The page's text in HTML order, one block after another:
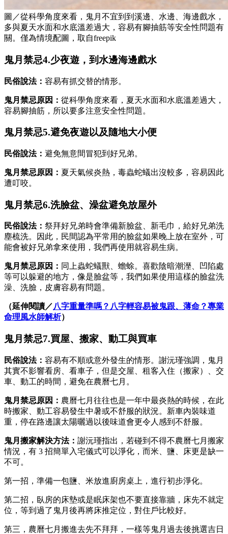
圖／從科學角度來看，鬼月不宜到到溪邊、水邊、海邊戲水，
多與夏天水面和水底溫差過大，容易有腳抽筋等安全性問題有
關。僅為情境配圖，取自freepik
鬼月禁忌4.少夜遊，到水邊海邊戲水
民俗說法： 容易有抓交替的情形。
鬼月禁忌原因： 從科學角度來看，夏天水面和水底溫差過大，
容易腳抽筋，所以要多注意安全性問題。
鬼月禁忌5.避免夜遊以及隨地大小便
民俗說法： 避免無意間冒犯到好兄弟。
鬼月禁忌原因： 夏天氣候炎熱，毒蟲蛇蟻出沒較多，容易因此
遭叮咬。
鬼月禁忌6.洗臉盆、澡盆避免放屋外
民俗說法： 祭拜好兄弟時會準備新臉盆、新毛巾，給好兄弟洗
塵梳洗。因此，民間認為平常用的臉盆如果晚上放在室外，可
能會被好兄弟拿來使用，我們再使用就容易生病。
鬼月禁忌原因： 同上蟲蛇蟻獸、蟾蜍。喜歡陰暗潮溼、凹陷處
等可以躲避的地方，像是臉盆等，我們如果使用這樣的臉盆洗
澡、洗臉，皮膚容易有問題。
（延伸閱讀／八字重量準嗎？八字輕容易被鬼跟、薄命？專業
命理風水師解析）
鬼月禁忌7.買屋、搬家、動工與買車
民俗說法： 容易有不順或意外發生的情形。謝沅瑾強調，鬼月
其實不影響看房、看車子，但是交屋、租客入住（搬家）、交
車、動工的時間，避免在農曆七月。
鬼月禁忌原因： 農曆七月往往也是一年中最炎熱的時候，在此
時搬家、動工容易發生中暑或不舒服的狀況。新車內裝味道
重，停在路邊讓太陽曬過以後味道會更令人感到不舒服。
鬼月搬家解決方法： 謝沅瑾指出，若碰到不得不農曆七月搬家
情況，有 3 招簡單入宅儀式可以淨化，而米、鹽、床更是缺一
不可。
第一招，準備一包鹽、米放進廚房桌上，進行初步淨化。
第二招，臥房的床墊或是眠床架也不要直接靠牆，床先不就定
位，等到過了鬼月後再將床推定位，對住戶比較好。
第三，農曆七月搬進去先不拜拜，一樣等鬼月過去後挑選吉日